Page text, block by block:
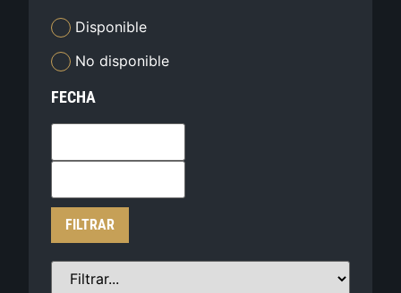
Disponible
No disponible
FECHA
FILTRAR